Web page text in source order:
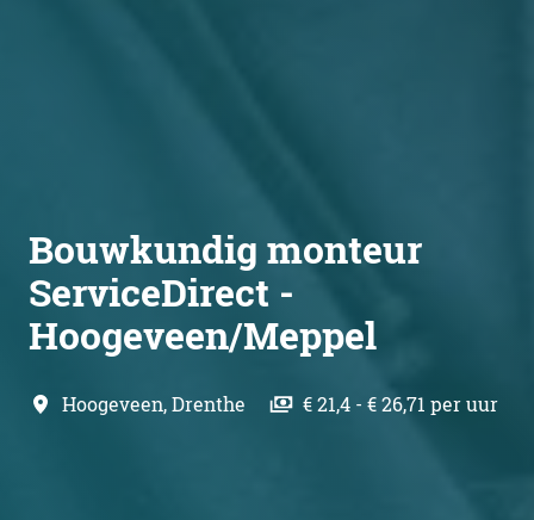
Bouwkundig monteur
ServiceDirect -
Hoogeveen/Meppel
Hoogeveen,Drenthe € 21,4 - € 26,71 per uur